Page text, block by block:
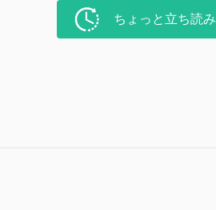
ちょっと立ち読み